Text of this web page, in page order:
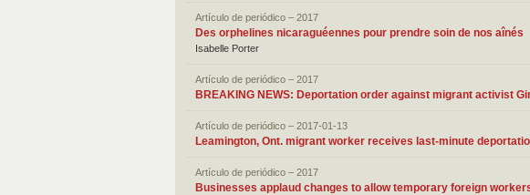
Artículo de periódico – 2017
Des orphelines nicaraguéennes pour prendre soin de nos aînés
Isabelle Porter
Artículo de periódico – 2017
BREAKING NEWS: Deportation order against migrant activist
Artículo de periódico – 2017-01-13
Leamington, Ont. migrant worker receives last-minute
Artículo de periódico – 2017
Businesses applaud changes to allow temporary foreign